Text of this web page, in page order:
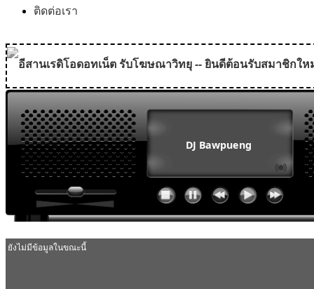
ติดต่อเรา
อีสานเรดิโอดอทเน็ต รับโฆษณาวิทยุ -- ยินดีต้อนรับสมาชิกใหม่
MODULE SBAHJAOUI YOUTUBE
MODULE SBAHJAOUI MEMORY GAME
MODULE SBAHJAOUI ACCORDION MENU